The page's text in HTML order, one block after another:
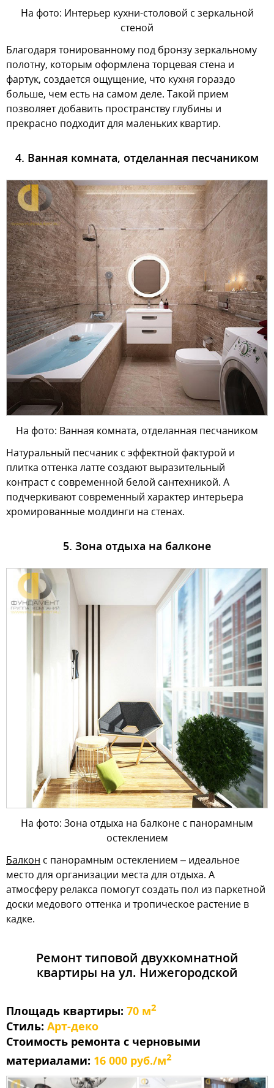
На фото: Интерьер кухни-столовой с зеркальной
стеной
Благодаря тонированному под бронзу зеркальному
полотну, которым оформлена торцевая стена и
фартук, создается ощущение, что кухня гораздо
больше, чем есть на самом деле. Такой прием
позволяет добавить пространству глубины и
прекрасно подходит для маленьких квартир.
4. Ванная комната, отделанная песчаником
На фото: Ванная комната, отделанная песчаником
Натуральный песчаник с эффектной фактурой и
плитка оттенка латте создают выразительный
контраст с современной белой сантехникой. А
подчеркивают современный характер интерьера
хромированные молдинги на стенах.
5. Зона отдыха на балконе
На фото: Зона отдыха на балконе с панорамным
остеклением
Балкон с панорамным остеклением – идеальное
место для организации места для отдыха. А
атмосферу релакса помогут создать пол из паркетной
доски медового оттенка и тропическое растение в
кадке.
Ремонт типовой двухкомнатной
квартиры на ул. Нижегородской
Площадь квартиры: 70 м2
Стиль: Арт-деко
Стоимость ремонта с черновыми
материалами: 16 000 руб./м2